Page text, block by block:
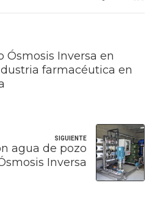
Ósmosis Inversa en
farmacéutica en
SIGUIENTE
agua de pozo
Inversa